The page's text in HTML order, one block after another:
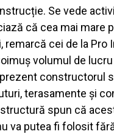
Se vede
că cea mai mare
cei de la Pro
volumul de
constructorul
terasamente și
spun că
va putea fi folosit